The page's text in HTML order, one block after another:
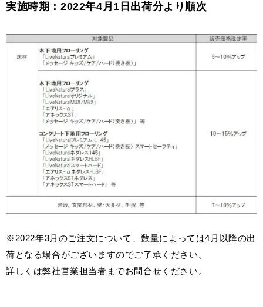
Select Language
実施時期：2022年4月1日出荷分より順次
※2022年3月のご注文について、数量によっては4月以降の出
荷となる場合がございますのでご了承ください。
詳しくは弊社営業担当者までお問合せください。